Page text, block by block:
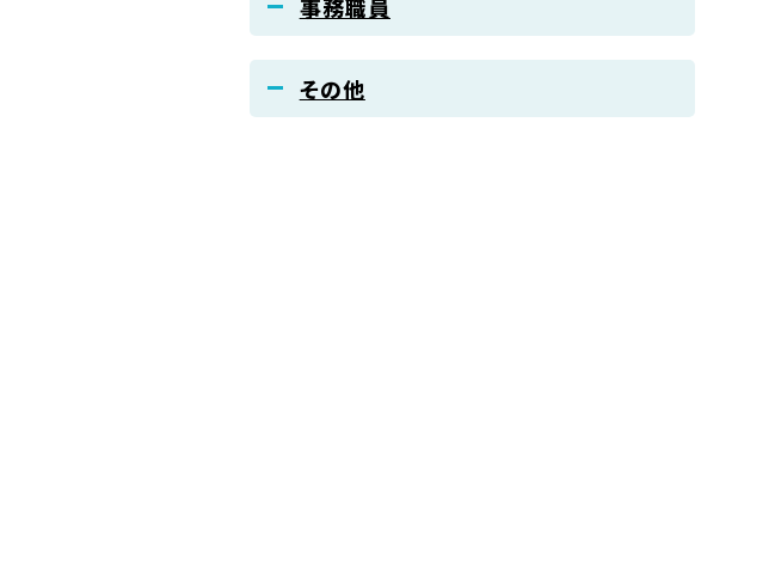
事務職員
その他